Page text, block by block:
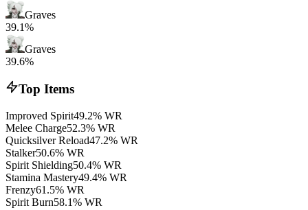
Graves
39.1%
Graves
39.6%
Top Items
Improved Spirit49.2% WR
Melee Charge52.3% WR
Quicksilver Reload47.2% WR
Stalker50.6% WR
Spirit Shielding50.4% WR
Stamina Mastery49.4% WR
Frenzy61.5% WR
Spirit Burn58.1% WR